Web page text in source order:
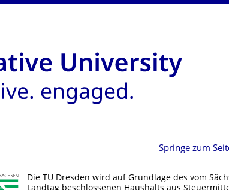
Springe zum
Die TU Dresden wird auf Grundlage des vom